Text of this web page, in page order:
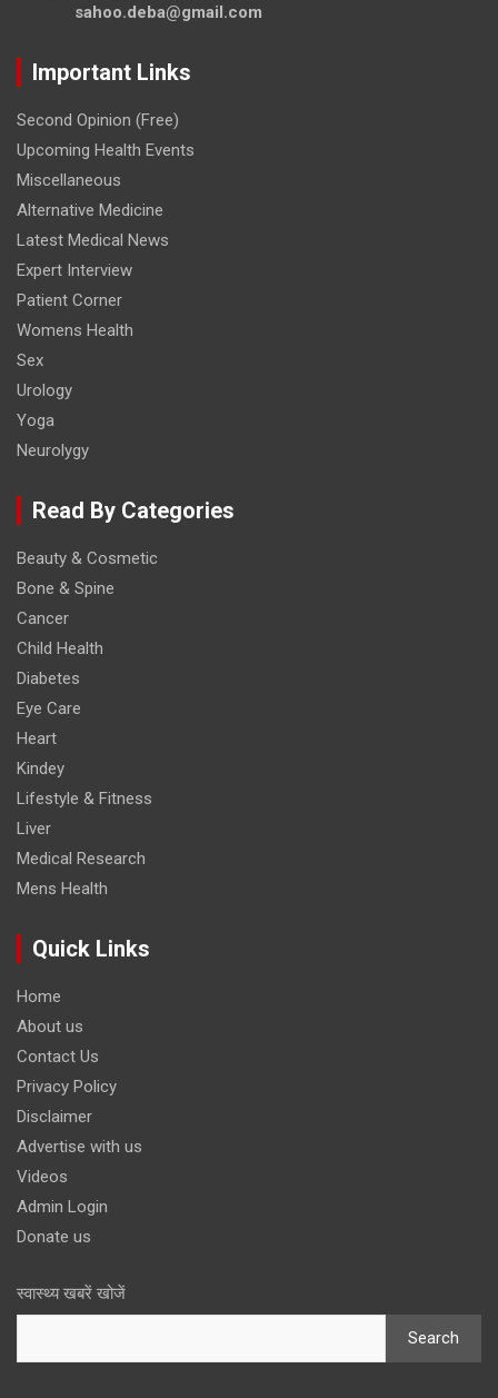
sahoo.deba@gmail.com
Important Links
Second Opinion (Free)
Upcoming Health Events
Miscellaneous
Alternative Medicine
Latest Medical News
Expert Interview
Patient Corner
Womens Health
Sex
Urology
Yoga
Neurolygy
Read By Categories
Beauty & Cosmetic
Bone & Spine
Cancer
Child Health
Diabetes
Eye Care
Heart
Kindey
Lifestyle & Fitness
Liver
Medical Research
Mens Health
Quick Links
Home
About us
Contact Us
Privacy Policy
Disclaimer
Advertise with us
Videos
Admin Login
Donate us
स्वास्थ्य खबरें खोजें
Search